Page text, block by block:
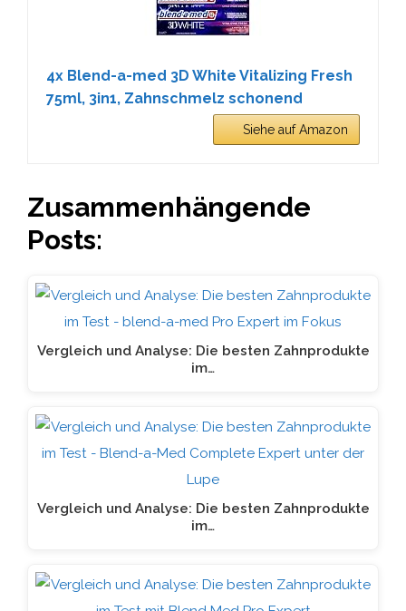
4x Blend-a-med 3D White Vitalizing Fresh
75ml, 3in1, Zahnschmelz schonend
Siehe auf Amazon
Zusammenhängende
Posts:
Vergleich und Analyse: Die besten Zahnprodukte
im…
Vergleich und Analyse: Die besten Zahnprodukte
im…